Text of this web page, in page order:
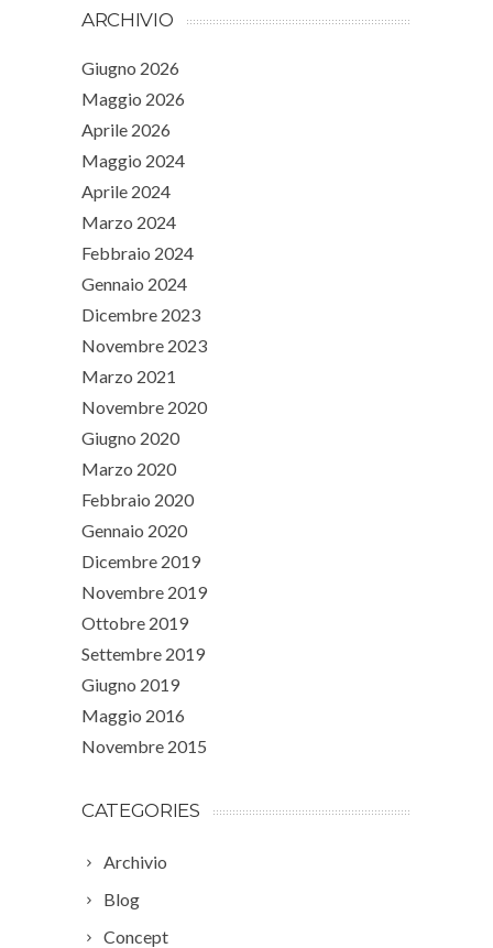
ARCHIVIO
Giugno 2026
Maggio 2026
Aprile 2026
Maggio 2024
Aprile 2024
Marzo 2024
Febbraio 2024
Gennaio 2024
Dicembre 2023
Novembre 2023
Marzo 2021
Novembre 2020
Giugno 2020
Marzo 2020
Febbraio 2020
Gennaio 2020
Dicembre 2019
Novembre 2019
Ottobre 2019
Settembre 2019
Giugno 2019
Maggio 2016
Novembre 2015
CATEGORIES
Archivio
Blog
Concept